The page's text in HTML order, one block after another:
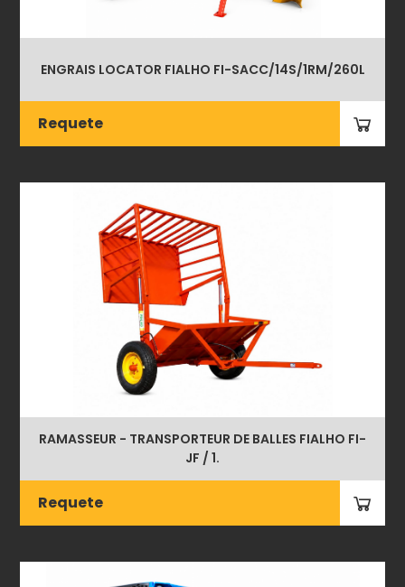
ENGRAIS LOCATOR FIALHO FI-SACC/14S/1RM/260L
Requete
RAMASSEUR - TRANSPORTEUR DE BALLES FIALHO FI-
JF / 1.
Requete